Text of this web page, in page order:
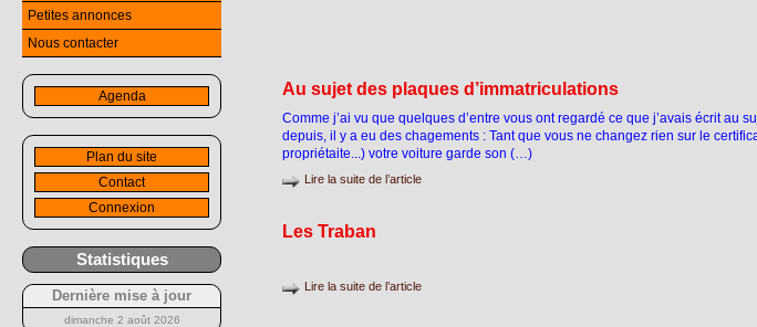
Au sujet des plaques d’immatriculations
Comme j’ai vu que quelques d’entre vous ont regardé ce que j’avais écrit au
depuis, il y a eu des chagements : Tant que vous ne changez rien sur le
propriétaite...) votre voiture garde son (…)
Lire la suite de l’article
Les Traban
Lire la suite de l’article
Petites annonces
Nous contacter
Agenda
Plan du site
Contact
Connexion
Statistiques
Dernière mise à jour
dimanche 2 août 2026